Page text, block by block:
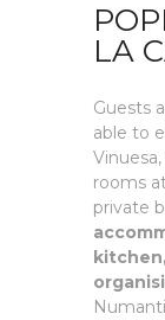
LA
Guests
able to
rooms
private